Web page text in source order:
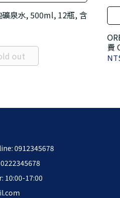
礦泉水, 500ml, 12瓶, 含
out
費
0912345678
10:00-17:00